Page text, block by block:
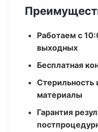
Работаем с
выходных
Бесплатная
Стерильность
материалы
Гарантия